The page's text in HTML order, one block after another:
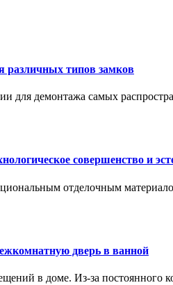
различных типов замков
для демонтажа самых
совершенство и
отделочным
дверь в ванной
в доме. Из-за постоянного